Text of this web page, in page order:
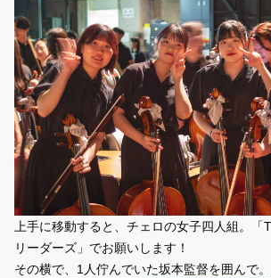
上手に移動すると、チェロの女子四人組。「
リーダーズ」でお願いします！
その横で、1人佇んでいた坂本監督を囲んで。